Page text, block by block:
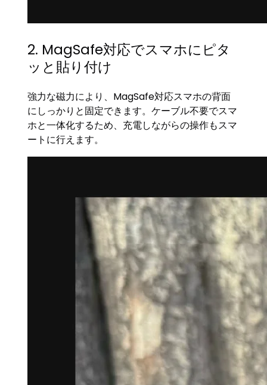
2. MagSafe対応でスマホにピタ
ッと貼り付け
強力な磁力により、MagSafe対応スマホの背面
にしっかりと固定できます。ケーブル不要でスマ
ホと一体化するため、充電しながらの操作もスマ
ートに行えます。